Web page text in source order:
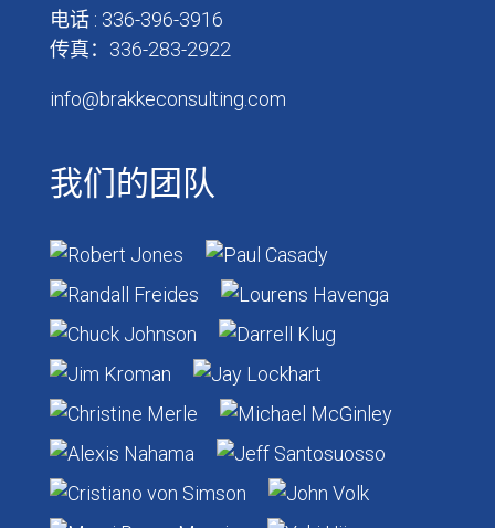
电话 : 336-396-3916
传真：336-283-2922
info@brakkeconsulting.com
我们的团队